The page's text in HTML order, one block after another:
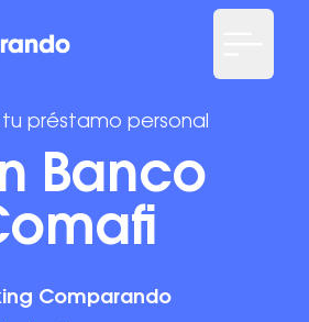
préstamo personal
Banco
Comparando